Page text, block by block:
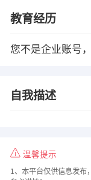
教育经历
您不是企业账号
自我描述
温馨提示
1、本平台仅供信息发布